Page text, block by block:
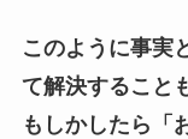
このように事実
て解決すること
もしかしたら「